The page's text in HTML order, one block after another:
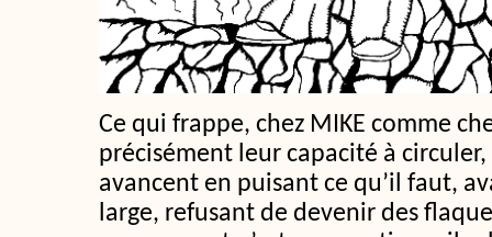
Ce qui frappe, chez MIKE comme
précisément leur capacité à circuler,
avancent en puisant ce qu’il faut,
large, refusant de devenir des